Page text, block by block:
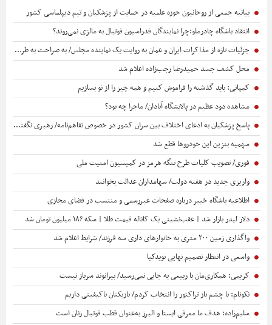
بیانیه جمعی از روحانیون حوزه علمیه در حمایت از پزشکیان و تیم دیپلماسی کشور
انتقاد باشگاه چادرملو:چرا نمایندگان فدراسیون فوتبال به مالزی نمی‌روند؟
جزئیات تازه از مذاکرات ایران و عمان به روایت یک نماینده مجلس/ به صراحت به طرف عمانی گفته‌ایم که...
محل کشف جسد حمیدرضا رجب‌زاده اعلام شد
کمپانی: باید گذشته را فراموش کنیم و همه‌ چیز را از نو بسازیم
مشاهده دود عظیم در پالایشگاه آبادان/ ماجرا چه بود؟
پاسخ پزشکیان به ادعای اختلاف بین سران کشور در خصوص تفاهم‌نامه/ رهبری نگفته‌اند نظر مرا رد یا تأیید کن، نظر خودم را خواسته‌اند
سهمیه بنزین این خودروها قطع شد
فوری/ تصویب کلیات طرح تنگه هرمز در کمیسیون امنیت ملی
واریزی جدید در هفته دولت/ سهامداران عدالت بخوانند
اطلاعیه باشگاه خیبر درباره صفحات غیررسمی و منتسب در فضای مجازی
دلار لیدر بازار شد | عقب‌نشینی یک کاناله قیمت طلا | سکه ۱۸۶ میلیون تومان شد
واگذاری زمین ۲۰۰ متری به خانوارهای داری سه فرزند/ شرایط اعلام شد
واسعی در انتظار تصمیم نهایی نویدکیا
کریمی: همکاری‌مان با ربیعی به جایی نمی‌رسید/ بیرانوند سرباز نیست
نکونام: با چشم باز تراکتور را انتخاب کردم/ بازیکنان باکیفیتی داریم
سلیم‌زاده: هدف‌ ما معرفی ایستا و البرز به‌عنوان قطب فوتبال زنان است